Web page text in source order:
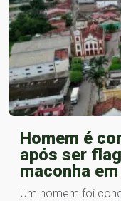
Homem é
após ser
maconha
Um homem foi